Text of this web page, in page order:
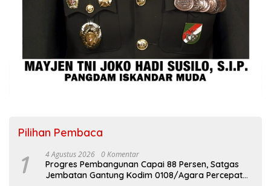
Pilihan Pembaca
1 4 Agustus 2026 0 Komentar
Progres Pembangunan Capai 88 Persen, Satgas
Jembatan Gantung Kodim 0108/Agara Percepat